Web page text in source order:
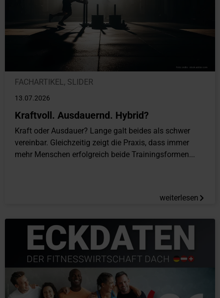
FACHARTIKEL, SLIDER
13.07.2026
Kraftvoll. Ausdauernd. Hybrid?
Kraft oder Ausdauer? Lange galt beides als schwer
vereinbar. Gleichzeitig zeigt die Praxis, dass immer
mehr Menschen erfolgreich beide Trainingsformen...
weiterlesen